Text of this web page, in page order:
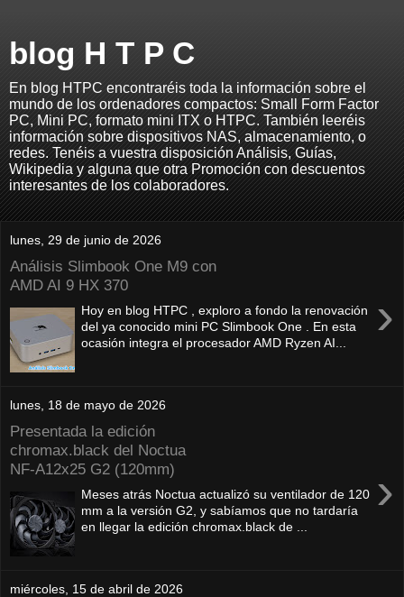
blog H T P C
En blog HTPC encontraréis toda la información sobre el
mundo de los ordenadores compactos: Small Form Factor
PC, Mini PC, formato mini ITX o HTPC. También leeréis
información sobre dispositivos NAS, almacenamiento, o
redes. Tenéis a vuestra disposición Análisis, Guías,
Wikipedia y alguna que otra Promoción con descuentos
interesantes de los colaboradores.
lunes, 29 de junio de 2026
Análisis Slimbook One M9 con
AMD AI 9 HX 370
›
Hoy en blog HTPC , exploro a fondo la renovación
del ya conocido mini PC Slimbook One . En esta
ocasión integra el procesador AMD Ryzen AI...
lunes, 18 de mayo de 2026
Presentada la edición
chromax.black del Noctua
NF‑A12x25 G2 (120mm)
›
Meses atrás Noctua actualizó su ventilador de 120
mm a la versión G2, y sabíamos que no tardaría
en llegar la edición chromax.black de ...
miércoles, 15 de abril de 2026